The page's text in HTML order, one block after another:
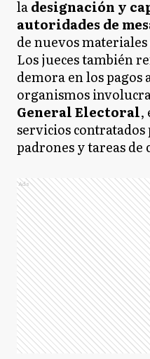
ladesignación y
autoridades de
de nuevos
Los jueces también
demora en los pagos
organismos
General Electoral,
servicios
padrones y tareas de
Ads